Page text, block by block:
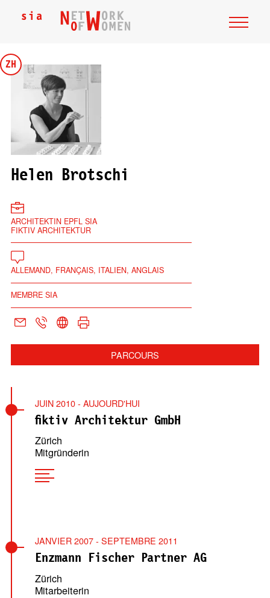
ZH
Helen Brotschi
ARCHITEKTIN EPFL SIA
FIKTIV ARCHITEKTUR
ALLEMAND, FRANÇAIS, ITALIEN, ANGLAIS
MEMBRE SIA
PARCOURS
JUIN 2010 - AUJOURD'HUI
fiktiv Architektur GmbH
Zürich
Mitgründerin
JANVIER 2007 - SEPTEMBRE 2011
Enzmann Fischer Partner AG
Zürich
Mitarbeiterin